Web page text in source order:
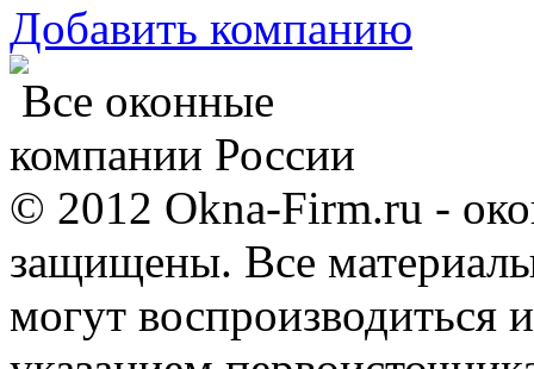
Добавить компанию
Все оконные
компании России
© 2012 Okna-Firm.ru -
защищены. Все
могут воспроизводиться